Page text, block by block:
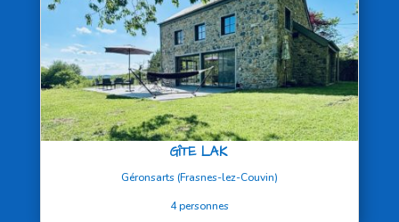
GÎTE LAK
Géronsarts (Frasnes-lez-Couvin)
4 personnes